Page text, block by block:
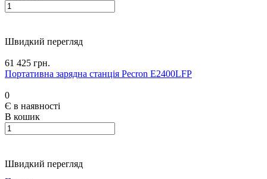
Швидкий перегляд
61 425 грн.
Портативна зарядна станція Pecron E2400LFP
0
Є в наявності
В кошик
Швидкий перегляд